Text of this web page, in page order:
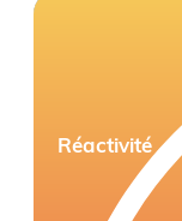
Réactivité